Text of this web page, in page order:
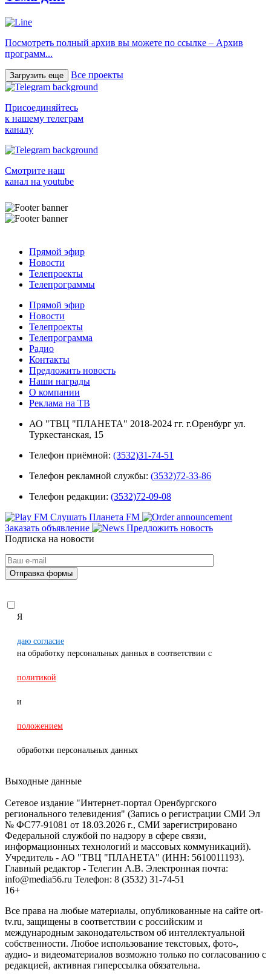
Посмотреть полный архив вы можете по ссылке – Архив
программ...
Загрузить еще Все проекты
Присоединяйтесь
к нашему телеграм
каналу
Смотрите наш
канал на youtube
Прямой эфир
Новости
Телепроекты
Телепрограммы
Прямой эфир
Новости
Телепроекты
Телепрограмма
Радио
Контакты
Предложить новость
Наши награды
О компании
Реклама на ТВ
АО "ТВЦ "ПЛАНЕТА" 2018-2024 гг. г.Оренбург ул.
Туркестанская, 15
Телефон приёмной: (3532)31-74-51
Телефон рекламной службы: (3532)72-33-86
Телефон редакции: (3532)72-09-08
Слушать Планета FM
Заказать объявление
Предложить новость
Подписка на новости
Я
даю согласие
на обработку персональных данных в соответствии с
политикой
и
положением
обработки персональных данных
Выходные данные
Сетевое издание "Интернет-портал Оренбургского
регионального телевидения" (Запись о регистрации СМИ Эл
№ ФС77-91081 от 18.03.2026 г., СМИ зарегистрировано
Федеральной службой по надзору в сфере связи,
информационных технологий и массовых коммуникаций).
Учредитель - АО "ТВЦ "ПЛАНЕТА" (ИНН: 5610011193).
Главный редактор - Телегин А.В. Электронная почта:
info@media56.ru Телефон: 8 (3532) 31-74-51
16+
Все права на любые материалы, опубликованные на сайте ort-
tv.ru, защищены в соответствии с российским и
международным законодательством об интеллектуальной
собственности. Любое использование текстовых, фото-,
аудио- и видеоматериалов возможно только по согласованию с
редакцией, активная гиперссылка обязательна.